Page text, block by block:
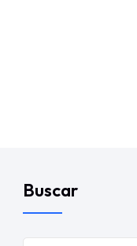
Buscar